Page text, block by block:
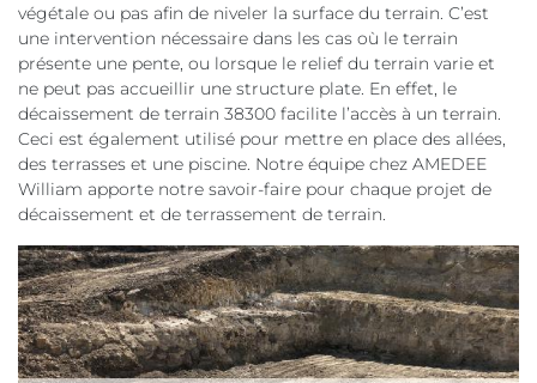
végétale ou pas afin de niveler la surface du terrain. C’est
une intervention nécessaire dans les cas où le terrain
présente une pente, ou lorsque le relief du terrain varie et
ne peut pas accueillir une structure plate. En effet, le
décaissement de terrain 38300 facilite l’accès à un terrain.
Ceci est également utilisé pour mettre en place des allées,
des terrasses et une piscine. Notre équipe chez AMEDEE
William apporte notre savoir-faire pour chaque projet de
décaissement et de terrassement de terrain.